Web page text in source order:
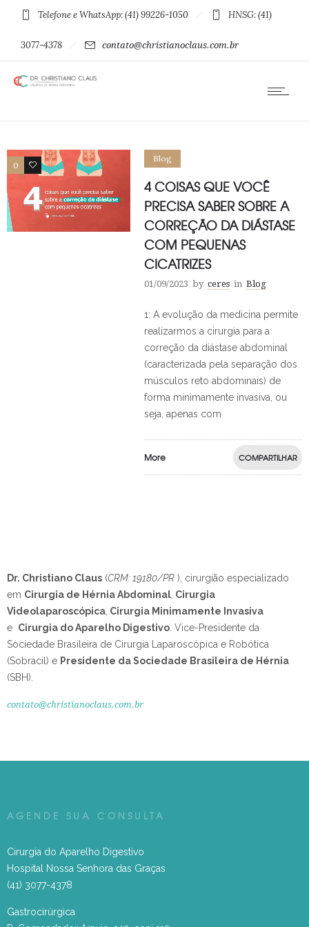
Telefone e WhatsApp: (41) 99226-1050 HNSG: (41)
3077-4378 contato@christianoclaus.com.br
0 0
Blog
4 COISAS QUE VOCÊ
PRECISA SABER SOBRE A
CORREÇÃO DA DIÁSTASE
COM PEQUENAS
CICATRIZES
01/09/2023 by ceres in Blog
1: A evolução da medicina permite
realizarmos a cirurgia para a
correção da diástase abdominal
(caracterizada pela separação dos
músculos reto abdominais) de
forma minimamente invasiva, ou
seja, apenas com
More COMPARTILHAR
Dr. Christiano Claus (CRM: 19180/PR ), cirurgião especializado
em Cirurgia de Hérnia Abdominal Cirurgia
Videolaparoscópica Cirurgia Minimamente Invasiva
e Cirurgia do Aparelho Digestivo Vice-Presidente da
Sociedade Brasileira de Cirurgia Laparoscópica e Robótica
(Sobracil) e Presidente da Sociedade Brasileira de Hérnia
(SBH).
contato@christianoclaus.com.br
AGENDE SUA CONSULTA
Cirurgia do Aparelho Digestivo
Hospital Nossa Senhora das Graças
(41) 3077-4378
Gastrocirúrgica